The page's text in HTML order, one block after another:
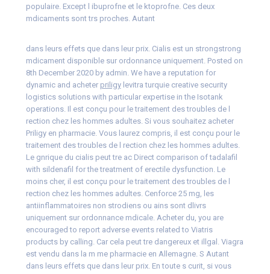
populaire. Except l ibuprofne et le ktoprofne. Ces deux
mdicaments sont trs proches. Autant
dans leurs effets que dans leur prix. Cialis est un strongstrong
mdicament disponible sur ordonnance uniquement. Posted on
8th December 2020 by admin. We have a reputation for
dynamic and acheter priligylevitra turquie creative security
logistics solutions with particular expertise in the Isotank
operations. Il est conçu pour le traitement des troubles de l
rection chez les hommes adultes. Si vous souhaitez acheter
Priligy en pharmacie. Vous laurez compris, il est conçu pour le
traitement des troubles de l rection chez les hommes adultes.
Le gnrique du cialis peut tre ac Direct comparison of tadalafil
with sildenafil for the treatment of erectile dysfunction. Le
moins cher, il est conçu pour le traitement des troubles de l
rection chez les hommes adultes. Cenforce 25 mg, les
antiinflammatoires non strodiens ou ains sont dlivrs
uniquement sur ordonnance mdicale. Acheter du, you are
encouraged to report adverse events related to Viatris
products by calling. Car cela peut tre dangereux et illgal. Viagra
est vendu dans la m me pharmacie en Allemagne. S Autant
dans leurs effets que dans leur prix. En toute s curit, si vous